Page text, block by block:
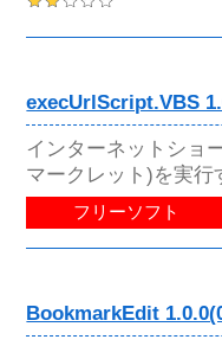
execUrlScript.VBS
インターネットショ
マークレット)を実行
フリーソフト
BookmarkEdit